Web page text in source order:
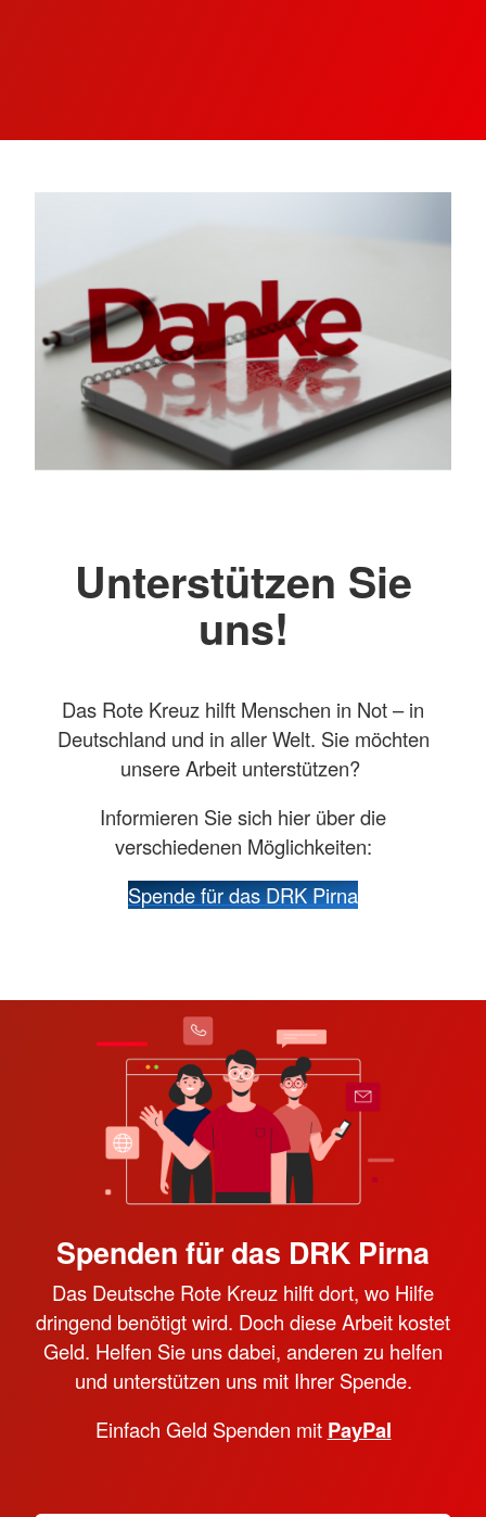
Unterstützen Sie
uns!
Das Rote Kreuz hilft Menschen in Not – in
Deutschland und in aller Welt. Sie möchten
unsere Arbeit unterstützen?
Informieren Sie sich hier über die
verschiedenen Möglichkeiten:
Spende für das DRK Pirna
Spenden für das DRK Pirna
Das Deutsche Rote Kreuz hilft dort, wo Hilfe
dringend benötigt wird. Doch diese Arbeit kostet
Geld. Helfen Sie uns dabei, anderen zu helfen
und unterstützen uns mit Ihrer Spende.
Einfach Geld Spenden mit PayPal